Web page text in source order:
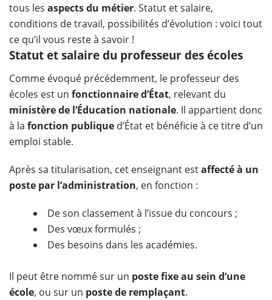
tous les aspects du métier. Statut et salaire,
conditions de travail, possibilités d’évolution : voici tout
ce qu’il vous reste à savoir !
Statut et salaire du professeur des écoles
Comme évoqué précédemment, le professeur des
écoles est un fonctionnaire d’État, relevant du
ministère de l’Éducation nationale. Il appartient donc
à la fonction publique d’État et bénéficie à ce titre d’un
emploi stable.
Après sa titularisation, cet enseignant estaffecté à un
poste par l’administration, en fonction :
De son classement à l’issue du concours ;
Des vœux formulés ;
Des besoins dans les académies.
Il peut être nommé sur un poste fixe au sein d’une
école, ou sur un poste de remplaçant.